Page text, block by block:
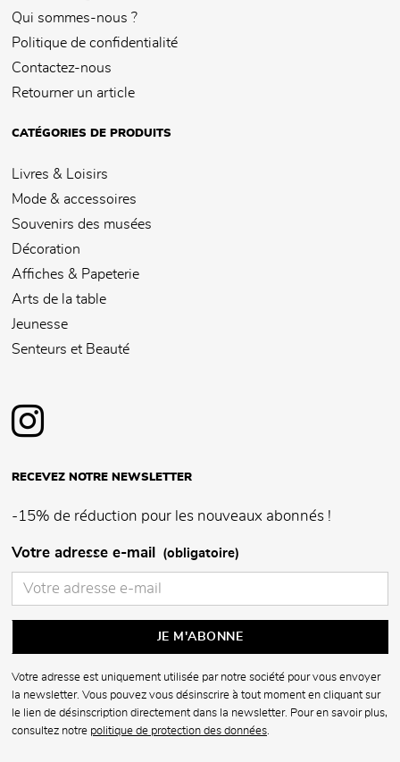
Qui sommes-nous ?
Politique de confidentialité
Contactez-nous
Retourner un article
CATÉGORIES DE PRODUITS
Livres & Loisirs
Mode & accessoires
Souvenirs des musées
Décoration
Affiches & Papeterie
Arts de la table
Jeunesse
Senteurs et Beauté
RECEVEZ NOTRE NEWSLETTER
-15% de réduction pour les nouveaux abonnés !
Votre adresse e-mail (obligatoire)
Votre adresse est uniquement utilisée par notre société pour vous envoyer
la newsletter. Vous pouvez vous désinscrire à tout moment en cliquant sur
le lien de désinscription directement dans la newsletter. Pour en savoir plus,
consultez notre politique de protection des données.